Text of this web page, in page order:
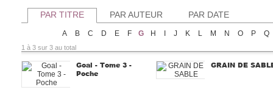
PAR TITRE PAR AUTEUR PAR DATE
A B C D E F G H J K L M N O P Q
1 à 3 sur 3 au total
Goal - Tome 3 -
Poche
GRAIN DE